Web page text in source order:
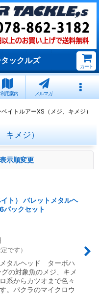
ックルズ
カート
利用案内 メルマガ
イトルアーXS（メジ、キメジ）
メジ）
表示順変更
ト） バレットメタルヘ
ックセット
です）
タルヘッド ターボハ
の対象魚のメジ、キメ
系からカツオまで色々
。パクラのマイクロウ